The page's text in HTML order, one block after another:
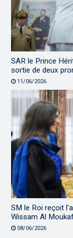
SAR le Prince
sortie de deux
11/06/2026
SM le Roi reçoit
Wissam Al
08/06/2026